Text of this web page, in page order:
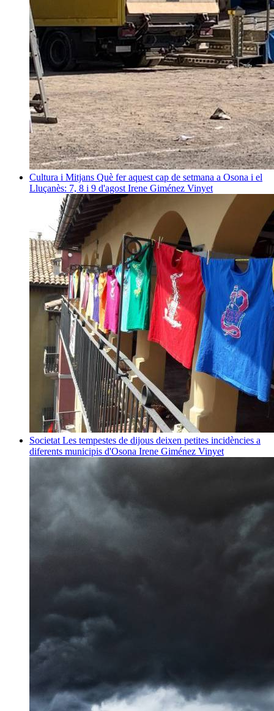
Cultura i Mitjans Què fer aquest cap de setmana a Osona i el
Lluçanès: 7, 8 i 9 d'agost Irene Giménez Vinyet
Societat Les tempestes de dijous deixen petites incidències a
diferents municipis d'Osona Irene Giménez Vinyet